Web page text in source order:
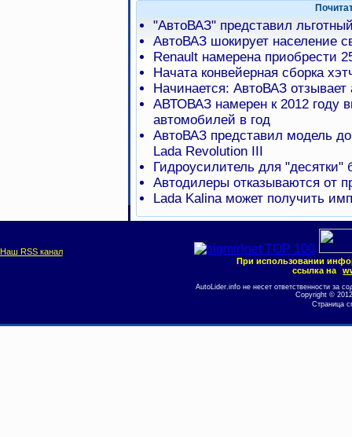
"АвтоВАЗ" представил
АвтоВАЗ шокирует население
Renault намерена приобрести
Начата конвейерная сборка
Начинается: АвтоВАЗ
АВТОВАЗ намерен к 2012 году
автомобилей в год
АвтоВАЗ представил модель
Lada Revolution III
Гидроусилитель для "десятки"
Автодилеры отказываются от
Lada Kalina может получить
Наш RSS канал
При использовании
ссылка на
AutoLider.info не несет ответственности за
Copyright ©
Страница